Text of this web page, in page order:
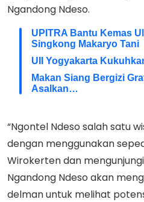
Ngandong Ndeso.
UPITRA Bantu Kemas
Singkong Makaryo Tani
UII Yogyakarta
Makan Siang Bergizi
Asalkan…
“Ngontel Ndeso salah satu
dengan menggunakan
Wirokerten dan
Ngandong Ndeso akan
delman untuk melihat